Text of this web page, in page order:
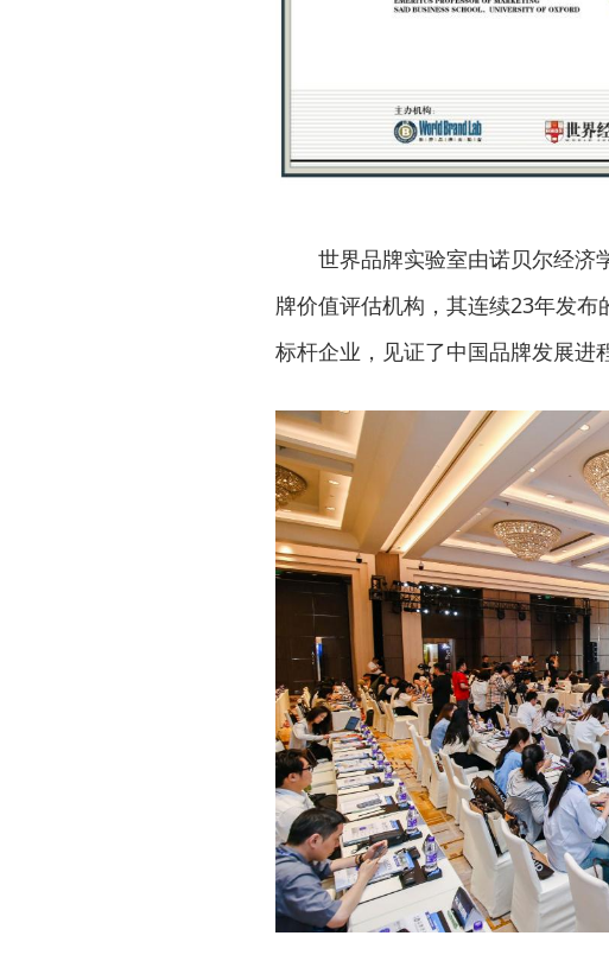
世界品牌实验室由诺贝尔经济
牌价值评估机构，其连续23年发
标杆企业，见证了中国品牌发展进